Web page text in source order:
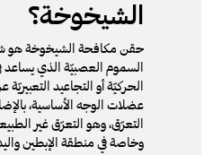
الشيخوخة؟
حقن مكافحة الشيخوخة هو
السموم العصبيّة الذي يساعد
الحركيّة أو التجاعيد
عضلات الوجه الأساسية،
التعرّق، وهو التعرّق غير
وخاصة في منطقة الإبطين